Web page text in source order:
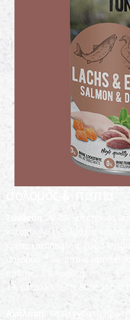
σολομός & πάπια
Σύνθεση:
42,8% κοτόπουλο
κοτόπουλου, στομάχια
κρέας κοτόπουλου, ζωμό
σολομού, 18% πάπια
πάπιας), 5% καρότα,
1% μέταλλα, 0,1% δυόσμος,
Ανάλυση:
Ακατέργαστη